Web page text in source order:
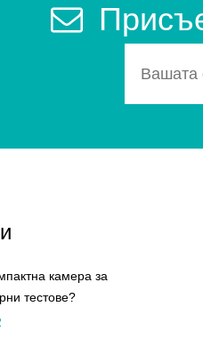
камера за
тестове?